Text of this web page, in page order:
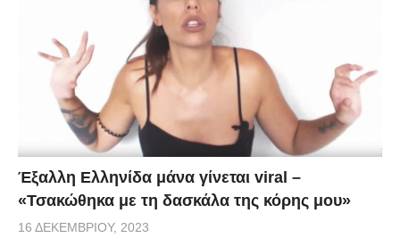
Έξαλλη Ελληνίδα μάνα γίνεται viral –
«Τσακώθηκα με τη δασκάλα της κόρης μου»
16 ΔΕΚΕΜΒΡΊΟΥ, 2023